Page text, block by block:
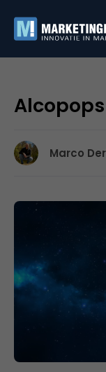
Marco